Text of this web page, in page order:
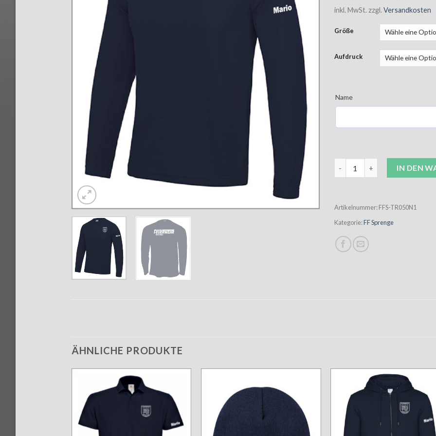
inkl. MwSt. zzgl. Versandkosten
Größe
Aufdruck
Name
IN DEN
Artikelnummer:FFS-TR050N1
Kategorie:FF Sprenge
ÄHNLICHE PRODUKTE